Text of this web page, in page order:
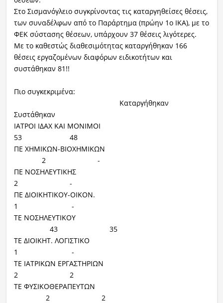
Στο Σισμανόγλειο συγκρίνοντας τις καταργηθείσες θέσεις,
των συναδέλφων από το Παράρτημα (πρώην 1ο ΙΚΑ), με το
ΦΕΚ σύστασης θέσεων, υπάρχουν 37 θέσεις λιγότερες.
Με το καθεστώς διαθεσιμότητας καταργήθηκαν 166
θέσεις εργαζομένων διαφόρων ειδικοτήτων και
συστάθηκαν 81!!
Πιο συγκεκριμένα:
Καταργήθηκαν
Συστάθηκαν
ΙΑΤΡΟΙ ΙΔΑΧ ΚΑΙ ΜΟΝΙΜΟΙ
53 48
ΠΕ ΧΗΜΙΚΩΝ-ΒΙΟΧΗΜΙΚΩΝ
2 -
ΠΕ ΝΟΣΗΛΕΥΤΙΚΗΣ
2 -
ΠΕ ΔΙΟΙΚΗΤΙΚΟΥ-ΟΙΚΟΝ.
1 -
ΤΕ ΝΟΣΗΛΕΥΤΙΚΟΥ
43 35
ΤΕ ΔΙΟΙΚΗΤ. ΛΟΓΙΣΤΙΚΟ
1 -
ΤΕ ΙΑΤΡΙΚΩΝ ΕΡΓΑΣΤΗΡΙΩΝ
2 2
ΤΕ ΦΥΣΙΚΟΘΕΡΑΠΕΥΤΩΝ
2 2